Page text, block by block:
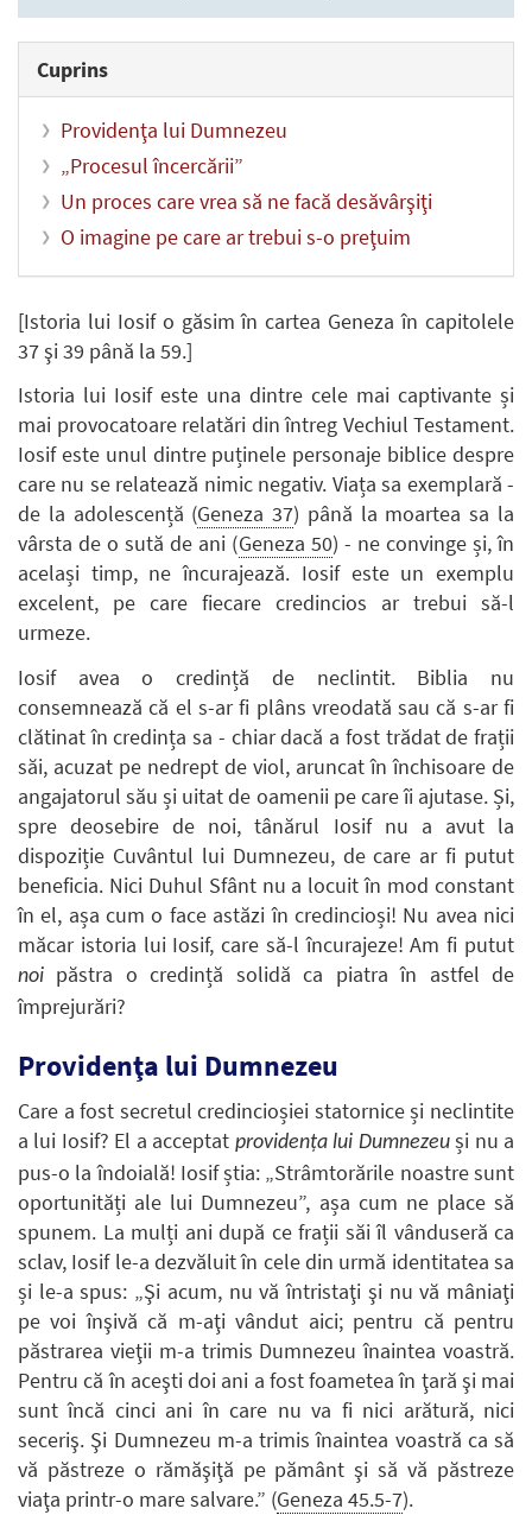
Cuprins
Providenţa lui Dumnezeu
„Procesul încercării”
Un proces care vrea să ne facă desăvârşiţi
O imagine pe care ar trebui s-o preţuim
[Istoria lui Iosif o găsim în cartea Geneza în capitolele
37 şi 39 până la 59.]
Istoria lui Iosif este una dintre cele mai captivante și
mai provocatoare relatări din întreg Vechiul Testament.
Iosif este unul dintre puținele personaje biblice despre
care nu se relatează nimic negativ. Viața sa exemplară -
de la adolescență (Geneza 37) până la moartea sa la
vârsta de o sută de ani (Geneza 50) - ne convinge și, în
același timp, ne încurajează. Iosif este un exemplu
excelent, pe care fiecare credincios ar trebui să-l
urmeze.
Iosif avea o credință de neclintit. Biblia nu
consemnează că el s-ar fi plâns vreodată sau că s-ar fi
clătinat în credința sa - chiar dacă a fost trădat de frații
săi, acuzat pe nedrept de viol, aruncat în închisoare de
angajatorul său și uitat de oamenii pe care îi ajutase. Și,
spre deosebire de noi, tânărul Iosif nu a avut la
dispoziție Cuvântul lui Dumnezeu, de care ar fi putut
beneficia. Nici Duhul Sfânt nu a locuit în mod constant
în el, așa cum o face astăzi în credincioși! Nu avea nici
măcar istoria lui Iosif, care să-l încurajeze! Am fi putut
noi păstra o credință solidă ca piatra în astfel de
împrejurări?
Providenţa lui Dumnezeu
Care a fost secretul credincioșiei statornice și neclintite
a lui Iosif? El a acceptat providența lui Dumnezeuși nu a
pus-o la îndoială! Iosif știa: „Strâmtorările noastre sunt
oportunități ale lui Dumnezeu”, așa cum ne place să
spunem. La mulți ani după ce frații săi îl vânduseră ca
sclav, Iosif le-a dezvăluit în cele din urmă identitatea sa
și le-a spus: „Şi acum, nu vă întristaţi şi nu vă mâniaţi
pe voi înşivă că m-aţi vândut aici; pentru că pentru
păstrarea vieţii m-a trimis Dumnezeu înaintea voastră.
Pentru că în aceşti doi ani a fost foametea în ţară şi mai
sunt încă cinci ani în care nu va fi nici arătură, nici
seceriş. Şi Dumnezeu m-a trimis înaintea voastră ca să
vă păstreze o rămăşiţă pe pământ şi să vă păstreze
viaţa printr-o mare salvare.” (Geneza 45.5-7).